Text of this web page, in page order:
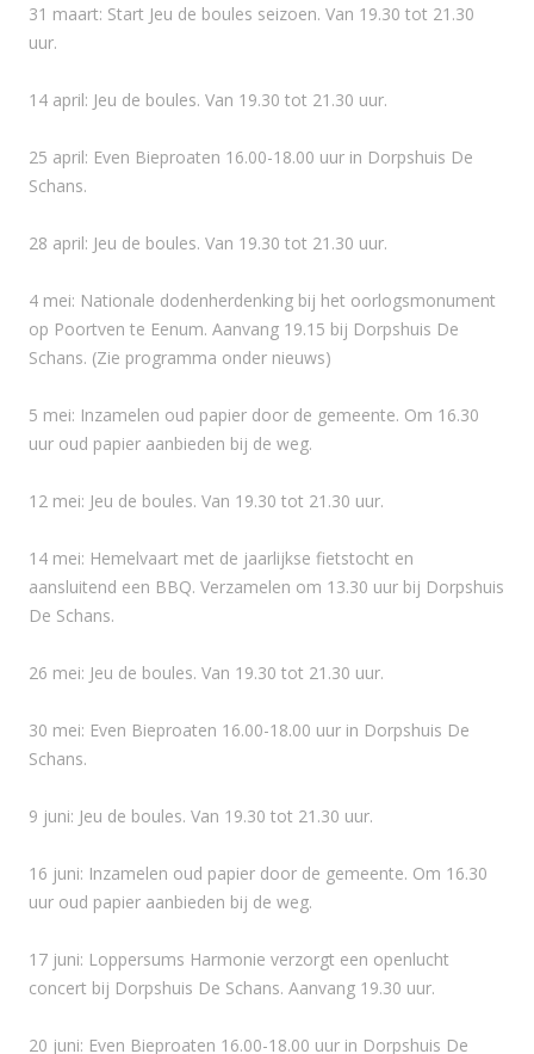
31 maart: Start Jeu de boules seizoen. Van 19.30 tot 21.30
uur.
14 april: Jeu de boules. Van 19.30 tot 21.30 uur.
25 april: Even Bieproaten 16.00-18.00 uur in Dorpshuis De
Schans.
28 april: Jeu de boules. Van 19.30 tot 21.30 uur.
4 mei: Nationale dodenherdenking bij het oorlogsmonument
op Poortven te Eenum. Aanvang 19.15 bij Dorpshuis De
Schans. (Zie programma onder nieuws)
5 mei: Inzamelen oud papier door de gemeente. Om 16.30
uur oud papier aanbieden bij de weg.
12 mei: Jeu de boules. Van 19.30 tot 21.30 uur.
14 mei: Hemelvaart met de jaarlijkse fietstocht en
aansluitend een BBQ. Verzamelen om 13.30 uur bij Dorpshuis
De Schans.
26 mei: Jeu de boules. Van 19.30 tot 21.30 uur.
30 mei: Even Bieproaten 16.00-18.00 uur in Dorpshuis De
Schans.
9 juni: Jeu de boules. Van 19.30 tot 21.30 uur.
16 juni: Inzamelen oud papier door de gemeente. Om 16.30
uur oud papier aanbieden bij de weg.
17 juni: Loppersums Harmonie verzorgt een openlucht
concert bij Dorpshuis De Schans. Aanvang 19.30 uur.
20 juni: Even Bieproaten 16.00-18.00 uur in Dorpshuis De